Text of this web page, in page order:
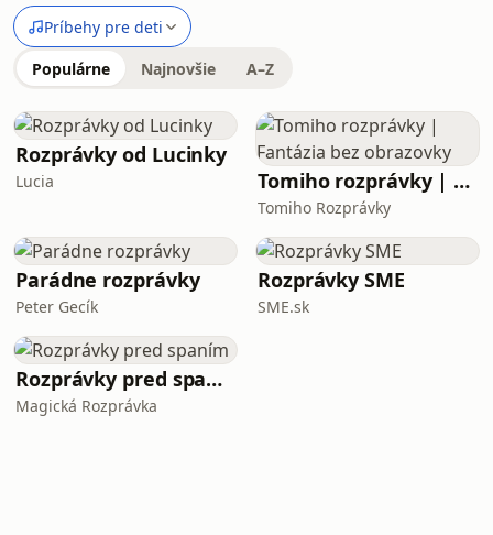
Príbehy pre deti
Populárne Najnovšie A–Z
Rozprávky od Lucinky
Lucia Tomiho rozprávky | Fantázia bez obrazovky
Tomiho Rozprávky
Parádne rozprávky
Peter Gecík
Rozprávky SME
SME.sk
Rozprávky pred spaním
Magická Rozprávka